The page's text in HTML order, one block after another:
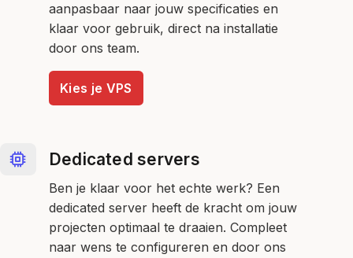
aanpasbaar naar jouw specificaties en
klaar voor gebruik, direct na installatie
door ons team.
Kies je VPS
Dedicated servers
Ben je klaar voor het echte werk? Een
dedicated server heeft de kracht om jouw
projecten optimaal te draaien. Compleet
naar wens te configureren en door ons